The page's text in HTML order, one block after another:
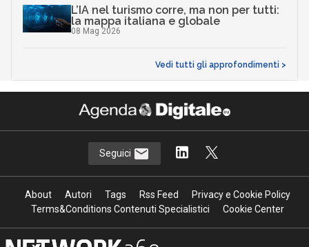
L’IA nel turismo corre, ma non per tutti:
la mappa italiana e globale
08 Mag 2026
Vedi tutti gli approfondimenti >
Seguici
About Autori Tags Rss Feed
Privacy e Cookie Policy
Terms&Conditions Contenuti Specialistici
Cookie Center